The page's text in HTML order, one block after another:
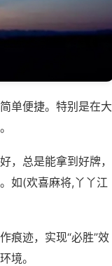
单便捷。特别是在大
，总是能拿到好牌，
如(欢喜麻将,丫丫江
痕迹，实现“必胜”效
境。